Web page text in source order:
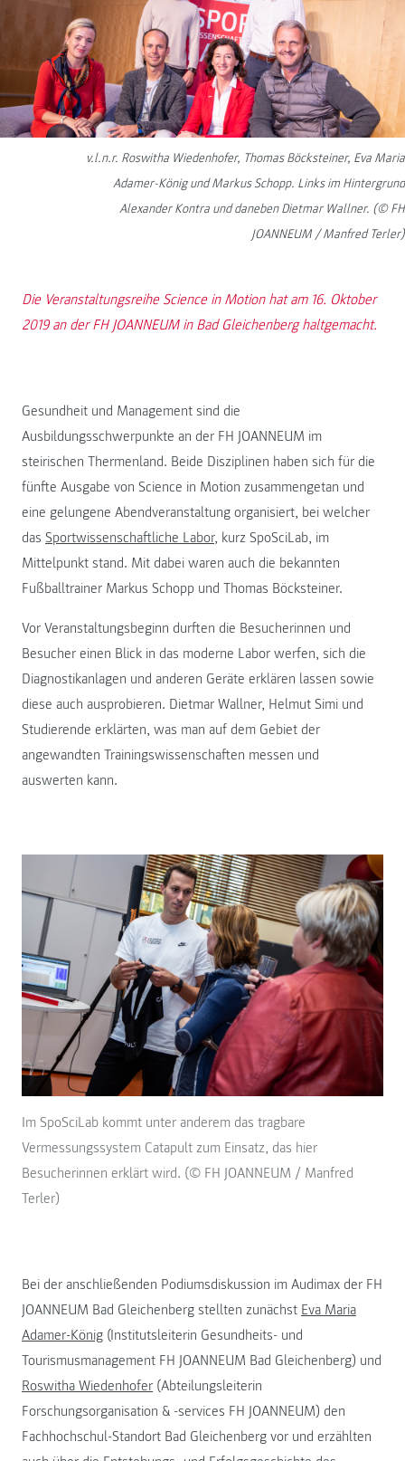
v.l.n.r. Roswitha Wiedenhofer, Thomas Böcksteiner, Eva Maria
Adamer-König und Markus Schopp. Links im Hintergrund
Alexander Kontra und daneben Dietmar Wallner. (© FH
JOANNEUM / Manfred Terler)
Die Veranstaltungsreihe Science in Motion hat am 16. Oktober
2019 an der FH JOANNEUM in Bad Gleichenberg haltgemacht.
Gesundheit und Management sind die
Ausbildungsschwerpunkte an der FH JOANNEUM im
steirischen Thermenland. Beide Disziplinen haben sich für die
fünfte Ausgabe von Science in Motion zusammengetan und
eine gelungene Abendveranstaltung organisiert, bei welcher
das Sportwissenschaftliche Labor, kurz SpoSciLab, im
Mittelpunkt stand. Mit dabei waren auch die bekannten
Fußballtrainer Markus Schopp und Thomas Böcksteiner.
Vor Veranstaltungsbeginn durften die Besucherinnen und
Besucher einen Blick in das moderne Labor werfen, sich die
Diagnostikanlagen und anderen Geräte erklären lassen sowie
diese auch ausprobieren. Dietmar Wallner, Helmut Simi und
Studierende erklärten, was man auf dem Gebiet der
angewandten Trainingswissenschaften messen und
auswerten kann.
Im SpoSciLab kommt unter anderem das tragbare
Vermessungssystem Catapult zum Einsatz, das hier
Besucherinnen erklärt wird. (© FH JOANNEUM / Manfred
Terler)
Bei der anschließenden Podiumsdiskussion im Audimax der FH
JOANNEUM Bad Gleichenberg stellten zunächst Eva Maria
Adamer-König (Institutsleiterin Gesundheits- und
Tourismusmanagement FH JOANNEUM Bad Gleichenberg) und
Roswitha Wiedenhofer (Abteilungsleiterin
Forschungsorganisation & -services FH JOANNEUM) den
Fachhochschul-Standort Bad Gleichenberg vor und erzählten